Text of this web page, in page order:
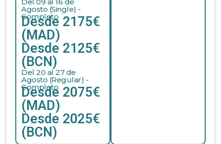
Agosto (Single) -
Completo
Desde 2175€
(MAD)
Desde 2125€
(BCN)
Del 20 al 27 de
Agosto (Regular) -
Completo
Desde 2075€
(MAD)
Desde 2025€
(BCN)